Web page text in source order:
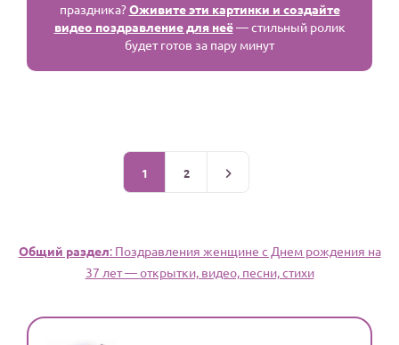
праздника?Оживите эти картинки и создайте
видео поздравление для неё— стильный ролик
будет готов за пару минут
1 2
Общий раздел: Поздравления женщине c Днем рождения на
37 лет — открытки, видео, песни, стихи